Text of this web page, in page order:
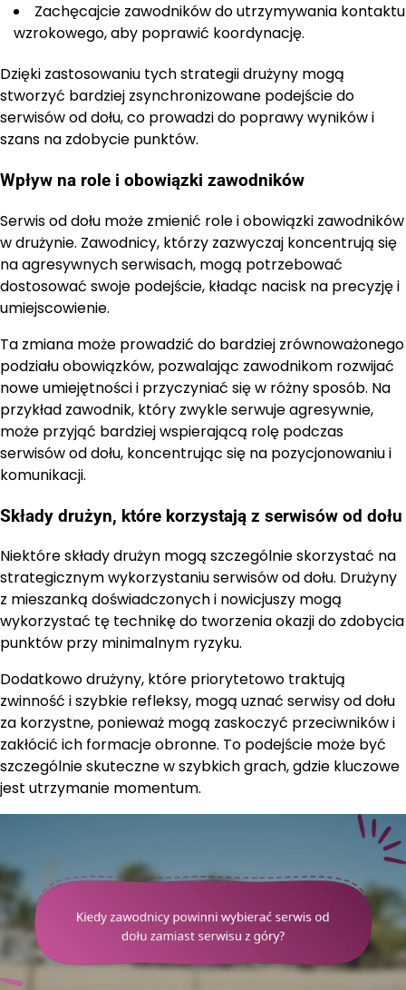
Zachęcajcie zawodników do utrzymywania kontaktu
wzrokowego, aby poprawić koordynację.
Dzięki zastosowaniu tych strategii drużyny mogą
stworzyć bardziej zsynchronizowane podejście do
serwisów od dołu, co prowadzi do poprawy wyników i
szans na zdobycie punktów.
Wpływ na role i obowiązki zawodników
Serwis od dołu może zmienić role i obowiązki zawodników
w drużynie. Zawodnicy, którzy zazwyczaj koncentrują się
na agresywnych serwisach, mogą potrzebować
dostosować swoje podejście, kładąc nacisk na precyzję i
umiejscowienie.
Ta zmiana może prowadzić do bardziej zrównoważonego
podziału obowiązków, pozwalając zawodnikom rozwijać
nowe umiejętności i przyczyniać się w różny sposób. Na
przykład zawodnik, który zwykle serwuje agresywnie,
może przyjąć bardziej wspierającą rolę podczas
serwisów od dołu, koncentrując się na pozycjonowaniu i
komunikacji.
Składy drużyn, które korzystają z serwisów od dołu
Niektóre składy drużyn mogą szczególnie skorzystać na
strategicznym wykorzystaniu serwisów od dołu. Drużyny
z mieszanką doświadczonych i nowicjuszy mogą
wykorzystać tę technikę do tworzenia okazji do zdobycia
punktów przy minimalnym ryzyku.
Dodatkowo drużyny, które priorytetowo traktują
zwinność i szybkie refleksy, mogą uznać serwisy od dołu
za korzystne, ponieważ mogą zaskoczyć przeciwników i
zakłócić ich formacje obronne. To podejście może być
szczególnie skuteczne w szybkich grach, gdzie kluczowe
jest utrzymanie momentum.